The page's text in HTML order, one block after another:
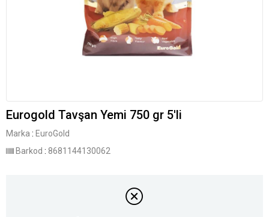
Eurogold Tavşan Yemi 750 gr 5'li
Marka : EuroGold
Barkod : 8681144130062